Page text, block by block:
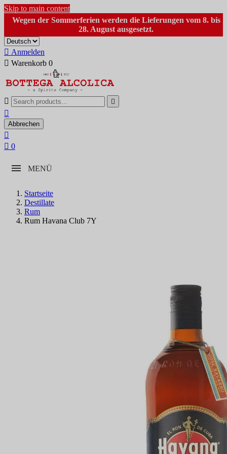
Skip to main content
Wegen der Sommerferien werden die Lieferungen vom 8. bis
28. August ausgesetzt.
 Anmelden
 Warenkorb 0
 

Abbrechen

 0
MENÜ
Startseite
Destillate
Rum
Rum Havana Club 7Y